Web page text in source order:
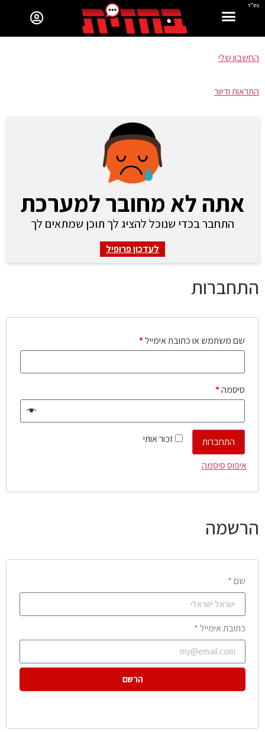
בס"ד
החשבון שלי
התראות ודיוור
אתה לא מחובר למערכת
התחבר בכדי שנוכל להציג לך תוכן שמתאים לך
לעדכון פרופיל
התחברות
שם משתמש או כתובת אימייל*
סיסמה*
זכור אותי
התחברות
איפוס סיסמה
הרשמה
שם *
כתובת אימייל *
הרשם